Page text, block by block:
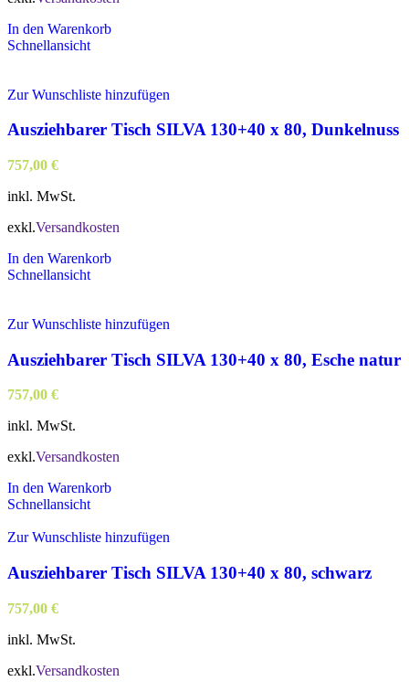
In den Warenkorb
Schnellansicht
Zur Wunschliste hinzufügen
Ausziehbarer Tisch SILVA 130+40 x 80, Dunkelnuss
757,00 €
inkl. MwSt.
exkl.Versandkosten
In den Warenkorb
Schnellansicht
Zur Wunschliste hinzufügen
Ausziehbarer Tisch SILVA 130+40 x 80, Esche natur
757,00 €
inkl. MwSt.
exkl.Versandkosten
In den Warenkorb
Schnellansicht
Zur Wunschliste hinzufügen
Ausziehbarer Tisch SILVA 130+40 x 80, schwarz
757,00 €
inkl. MwSt.
exkl.Versandkosten